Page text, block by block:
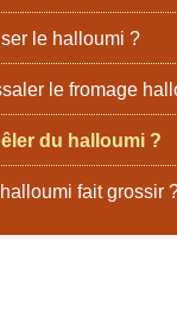
le halloumi ?
le fromage
du halloumi ?
fait grossir